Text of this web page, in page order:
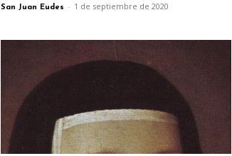
San Juan Eudes - 1 de septiembre de 2020